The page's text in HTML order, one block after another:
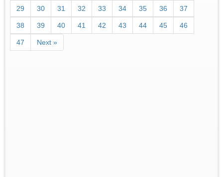
29 30 31 32 33 34 35 36 37
38 39 40 41 42 43 44 45 46
47 Next »